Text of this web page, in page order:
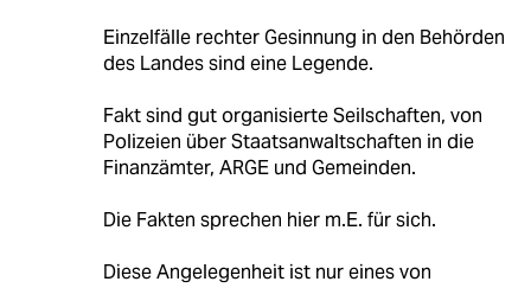
Einzelfälle rechter Gesinnung in den Behörden
des Landes sind eine Legende.
Fakt sind gut organisierte Seilschaften, von
Polizeien über Staatsanwaltschaften in die
Finanzämter, ARGE und Gemeinden.
Die Fakten sprechen hier m.E. für sich.
Diese Angelegenheit ist nur eines von